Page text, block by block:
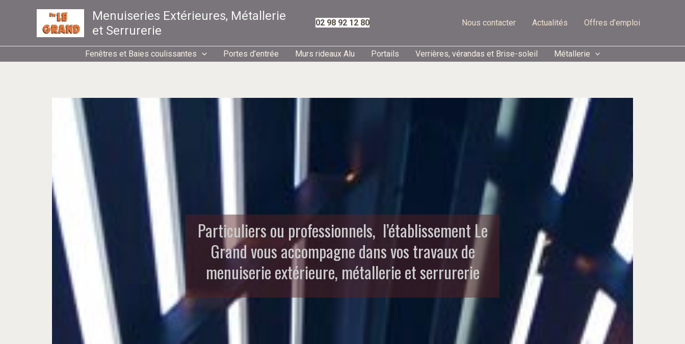
Menuiseries Extérieures, Métallerie
et Serrurerie
02 98 92 12 80 Nous contacter Actualités Offres d’emploi
Fenêtres et Baies coulissantes Portes d’entrée Murs rideaux Alu Portails Verrières, vérandas et Brise-soleil Métallerie
Particuliers ou professionnels, l’établissement Le
Grand vous accompagne dans vos travaux de
menuiserie extérieure, métallerie et serrurerie